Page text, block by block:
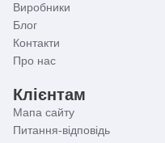
Виробники
Блог
Контакти
Про нас
Клієнтам
Мапа сайту
Питання-відповідь